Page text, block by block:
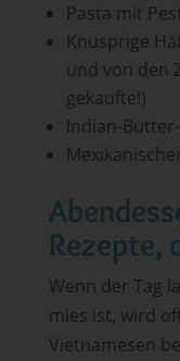
Pasta mit
Knusprige
und von den
gekaufte!)
Indian-
Rezepte,
Wenn der Tag
mies ist, wird
Vietnamesen